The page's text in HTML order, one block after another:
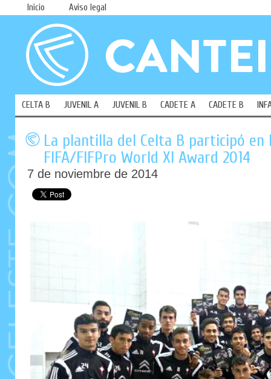
Inicio Aviso legal
CELTA B JUVENIL A JUVENIL B CADETE A CADETE B
La plantilla del Celta B participó en
FIFA/FIFPro World XI Award 2014
7 de noviembre de 2014